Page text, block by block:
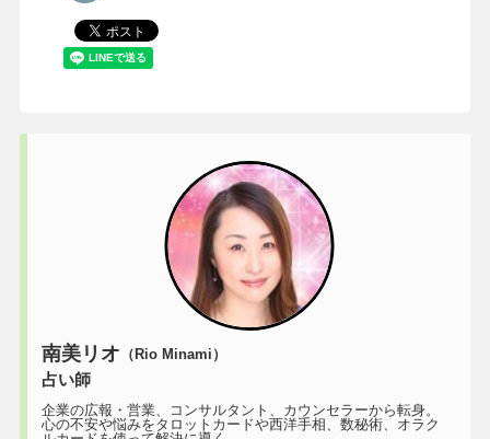
南美リオ （Rio Minami）
占い師
企業の広報・営業、コンサルタント、カウンセラーから転身。
心の不安や悩みをタロットカードや西洋手相、数秘術、オラク